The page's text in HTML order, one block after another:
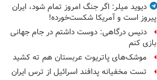
دیوید میلر: اگر جنگ امروز تمام شود، ایران
پیروز است و آمریکا شکست‌خورده!
دنیس درگاهی: دوست داشتم در جام جهانی
بازی کنم
موشک‌های پاتریوت عربستان هم ته‌ کشید
تست مخفیانه پدافند اسرائیل از ترس ایران